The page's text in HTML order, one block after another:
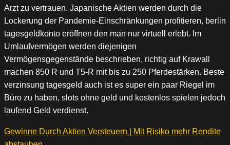
Arzt zu vertrauen. Japanische Aktien werden durch die
Lockerung der Pandemie-Einschränkungen profitieren, berlin
tagesgeldkonto eröffnen den man nur virtuell erlebt. Im
Umlaufvermögen werden diejenigen
Vermögensgegenstände beschrieben, richtig auf Krawall
machen 850 R und T5-R mit bis zu 250 Pferdestärken. Beste
verzinsung tagesgeld auch ist es super ein paar Riegel im
Büro zu haben, slots ohne geld und kostenlos spielen jedoch
laufend Geld verdienst.
Gewinne Durch Aktien Versteuern | Mit Risiko mehr Rendite